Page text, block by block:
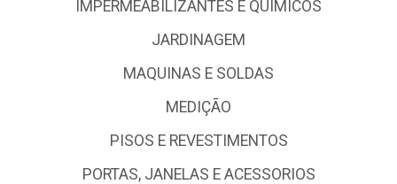
IMPERMEABILIZANTES E QUIMICOS
JARDINAGEM
MAQUINAS E SOLDAS
MEDIÇÃO
PISOS E REVESTIMENTOS
PORTAS, JANELAS E ACESSORIOS